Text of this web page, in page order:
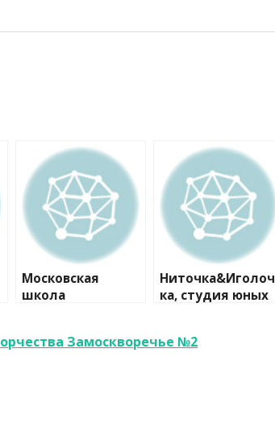
Московская
школа
Ниточка&Иголоч
ка, студия юных
Замоскворечье №2